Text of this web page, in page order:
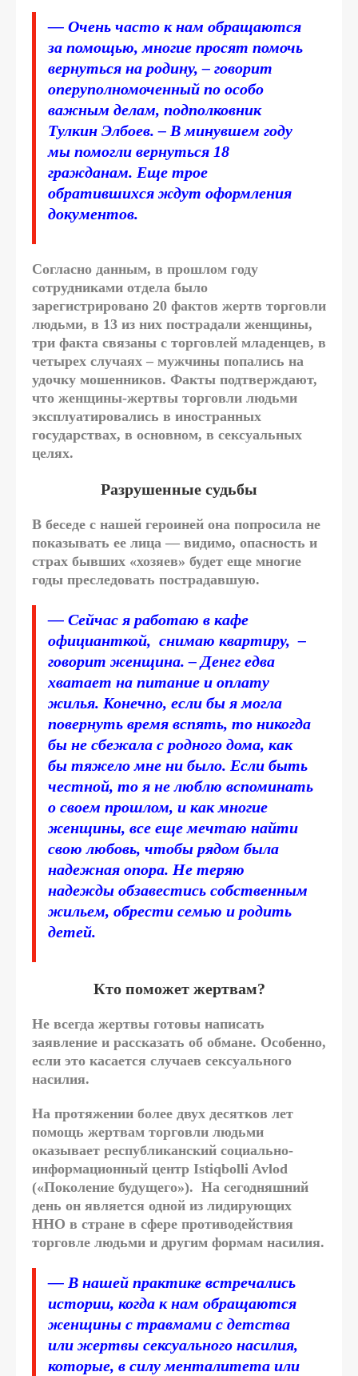
— Очень часто к нам обращаются
за помощью, многие просят помочь
вернуться на родину, – говорит
оперуполномоченный по особо
важным делам, подполковник
Тулкин Элбоев. – В минувшем году
мы помогли вернуться 18
гражданам. Еще трое
обратившихся ждут оформления
документов.
Согласно данным, в прошлом году
сотрудниками отдела было
зарегистрировано 20 фактов жертв торговли
людьми, в 13 из них пострадали женщины,
три факта связаны с торговлей младенцев, в
четырех случаях – мужчины попались на
удочку мошенников. Факты подтверждают,
что женщины-жертвы торговли людьми
эксплуатировались в иностранных
государствах, в основном, в сексуальных
целях.
Разрушенные судьбы
В беседе с нашей героиней она попросила не
показывать ее лица — видимо, опасность и
страх бывших «хозяев» будет еще многие
годы преследовать пострадавшую.
— Сейчас я работаю в кафе
официанткой, снимаю квартиру, –
говорит женщина. – Денег едва
хватает на питание и оплату
жилья. Конечно, если бы я могла
повернуть время вспять, то никогда
бы не сбежала с родного дома, как
бы тяжело мне ни было. Если быть
честной, то я не люблю вспоминать
о своем прошлом, и как многие
женщины, все еще мечтаю найти
свою любовь, чтобы рядом была
надежная опора. Не теряю
надежды обзавестись собственным
жильем, обрести семью и родить
детей.
Кто поможет жертвам?
Не всегда жертвы готовы написать
заявление и рассказать об обмане. Особенно,
если это касается случаев сексуального
насилия.
На протяжении более двух десятков лет
помощь жертвам торговли людьми
оказывает республиканский социально-
информационный центр Istiqbolli Avlod
(«Поколение будущего»). На сегодняшний
день он является одной из лидирующих
ННО в стране в сфере противодействия
торговле людьми и другим формам насилия.
— В нашей практике встречались
истории, когда к нам обращаются
женщины с травмами с детства
или жертвы сексуального насилия,
которые, в силу менталитета или